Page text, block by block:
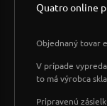
Quatro online
Objednaný tovar
V prípade
to má výrobca
Pripravenú